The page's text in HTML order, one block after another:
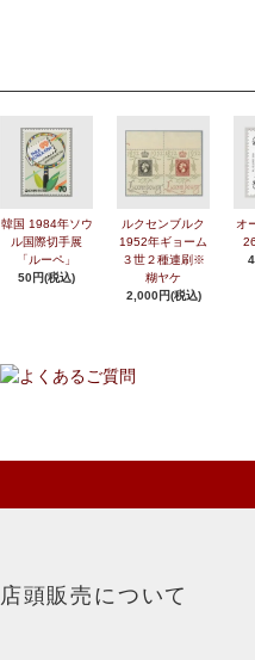
韓国 1984年ソウ
ル国際切手展
「ルーペ」
50円(税込)
ルクセンブルク
1952年ギョーム
３世２種連刷※
糊ヤケ
2,000円(税込)
オ
店頭販売について